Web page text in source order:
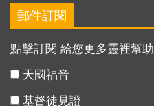
郵件訂閱
點擊訂閱 給您更多靈裡幫助
天國福音
基督徒見證